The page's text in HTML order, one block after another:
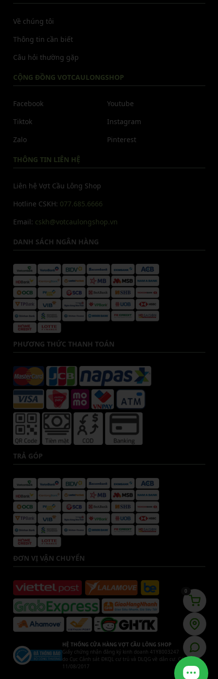
Về chúng tôi
Thông tin cần biết
Câu hỏi thường gặp
CỘNG ĐỒNG VOTCAULONGSHOP
Facebook
Tiktok
Zalo
Youtube
Instagram
Pinterest
THÔNG TIN LIÊN HỆ
Liên hệ Vợt Cầu Lông Shop
Hotline CSKH: 077.685.6666
Email: cskh@votcaulongshop.vn
DANH SÁCH NGÂN HÀNG
PHƯƠNG THỨC THANH TOÁN
TRẢ GÓP
ĐƠN VỊ VẬN CHUYỂN
HỆ THỐNG CỬA HÀNG VỢT CẦU LÔNG SHOP
Giấy chứng nhận đăng ký kinh doanh 41Y8003247
do Cục Cảnh sát ĐKQL cư trú và DLQG về dân cư. Cấp ngày
11/08/2017
0